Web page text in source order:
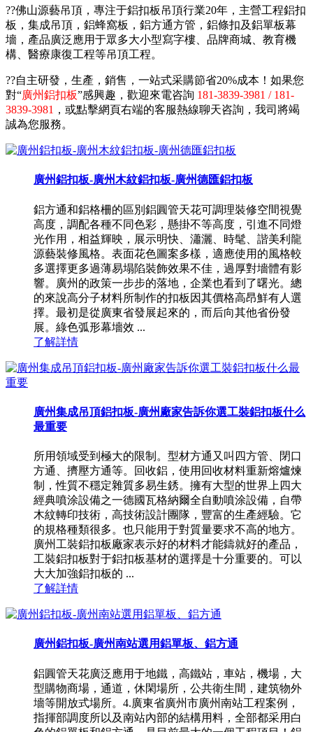
??佛山源藝吊頂，專注于鋁扣板吊頂行業20年，主營工程鋁扣
板，集成吊頂，鋁蜂窩板，鋁方通方管，鋁條扣及鋁單板幕
墻，產品廣泛應用于眾多大小型寫字樓、品牌商城、教育機
構、醫療康復工程等吊頂工程。
??自主研發，生產，銷售，一站式采購節省20%成本！如果您
對“廣州鋁扣板”感興趣，歡迎來電咨詢 181-3839-3981 / 181-
3839-3981 ，或點擊網頁右端的客服熱線聊天咨詢，我司將竭
誠為您服務。
廣州鋁扣板-廣州木紋鋁扣板-廣州德匯鋁扣板
鋁方通和鋁格柵的區別鋁圓管天花可調理裝修空間視覺
高度，調配各種不同色彩，懸掛不等高度，引進不同燈
光作用，相益輝映，展示明快、瀟灑、時髦、諧美利龍
源藝裝修風格。表面花色圖案多樣，適應使用的風格較
多選擇更多過薄易塌陷裝飾效果不佳，過厚對墻體有影
響。廣州的政策一步步的落地，企業也看到了曙光。總
的來說高分子材料所制作的扣板因其價格高昂鮮有人選
擇。最初是從廣東省發展起來的，而后向其他省份發
展。綠色弧形幕墻效 ...
了解詳情
廣州集成吊頂鋁扣板-廣州廠家告訴你選工裝鋁扣板什么
最重要
所用領域受到極大的限制。型材方通又叫四方管、閉口
方通、擠壓方通等。回收鋁，使用回收材料重新熔爐煉
制，性質不穩定雜質多易生銹。擁有大型的世界上四大
經典噴涂設備之一德國瓦格納爾全自動噴涂設備，自帶
木紋轉印技術，高技術設計團隊，豐富的生產經驗。它
的規格種類很多。也只能用于對質量要求不高的地方。
廣州工裝鋁扣板廠家表示好的材料才能鑄就好的產品，
工裝鋁扣板對于鋁扣板基材的選擇是十分重要的。可以
大大加強鋁扣板的 ...
了解詳情
廣州鋁扣板-廣州南站選用鋁單板、鋁方通
鋁圓管天花廣泛應用于地鐵，高鐵站，車站，機場，大
型購物商場，通道，休閑場所，公共衛生間，建筑物外
墻等開放式場所。4.廣東省廣州市廣州南站工程案例，
指揮部調度所以及南站內部的結構用料，全部都采用白